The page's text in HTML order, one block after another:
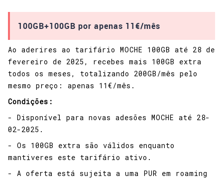
100GB+100GB por apenas 11€/mês
Ao aderires ao tarifário MOCHE 100GB até 28 de
fevereiro de 2025, recebes mais 100GB extra
todos os meses, totalizando 200GB/mês pelo
mesmo preço: apenas 11€/mês.
Condições:
- Disponível para novas adesões MOCHE até 28-
02-2025.
- Os 100GB extra são válidos enquanto
mantiveres este tarifário ativo.
- A oferta está sujeita a uma PUR em roaming